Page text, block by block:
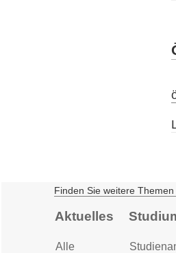
Finden Sie weitere
Aktuelles
Alle